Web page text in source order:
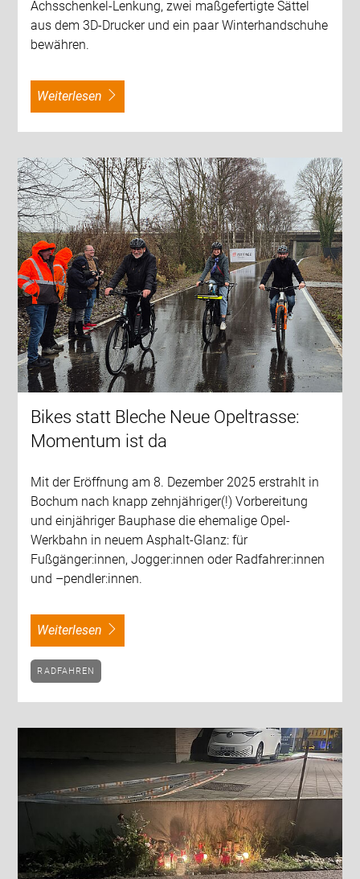
Achsschenkel-Lenkung, zwei maßgefertigte Sättel
aus dem 3D-Drucker und ein paar Winterhandschuhe
bewähren.
weiterlesen
Bikes statt Bleche Neue Opeltrasse:
Momentum ist da
Mit der Eröffnung am 8. Dezember 2025 erstrahlt in
Bochum nach knapp zehnjähriger(!) Vorbereitung
und einjähriger Bauphase die ehemalige Opel-
Werkbahn in neuem Asphalt-Glanz: für
Fußgänger:innen, Jogger:innen oder Radfahrer:innen
und –pendler:innen.
weiterlesen
RADFAHREN